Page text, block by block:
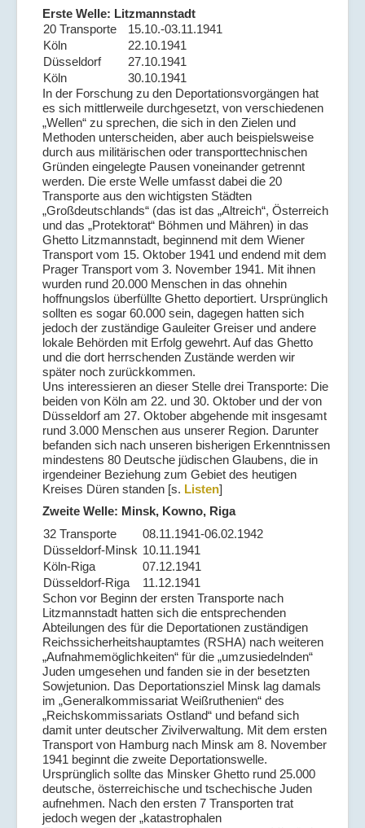
Erste Welle: Litzmannstadt
20 Transporte
15.10.-03.11.1941
Köln
22.10.1941
Düsseldorf
27.10.1941
Köln
30.10.1941
In der Forschung zu den Deportationsvorgängen hat
es sich mittlerweile durchgesetzt, von verschiedenen
„Wellen“ zu sprechen, die sich in den Zielen und
Methoden unterscheiden, aber auch beispielsweise
durch aus militärischen oder transporttechnischen
Gründen eingelegte Pausen voneinander getrennt
werden. Die erste Welle umfasst dabei die 20
Transporte aus den wichtigsten Städten
„Großdeutschlands“ (das ist das „Altreich“, Österreich
und das „Protektorat“ Böhmen und Mähren) in das
Ghetto Litzmannstadt, beginnend mit dem Wiener
Transport vom 15. Oktober 1941 und endend mit dem
Prager Transport vom 3. November 1941. Mit ihnen
wurden rund 20.000 Menschen in das ohnehin
hoffnungslos überfüllte Ghetto deportiert. Ursprünglich
sollten es sogar 60.000 sein, dagegen hatten sich
jedoch der zuständige Gauleiter Greiser und andere
lokale Behörden mit Erfolg gewehrt. Auf das Ghetto
und die dort herrschenden Zustände werden wir
später noch zurückkommen.
Uns interessieren an dieser Stelle drei Transporte: Die
beiden von Köln am 22. und 30. Oktober und der von
Düsseldorf am 27. Oktober abgehende mit insgesamt
rund 3.000 Menschen aus unserer Region. Darunter
befanden sich nach unseren bisherigen Erkenntnissen
mindestens 80 Deutsche jüdischen Glaubens, die in
irgendeiner Beziehung zum Gebiet des heutigen
Kreises Düren standen [s. Listen]
Zweite Welle: Minsk, Kowno, Riga
32 Transporte
08.11.1941-06.02.1942
Düsseldorf-Minsk 10.11.1941
Köln-Riga
07.12.1941
Düsseldorf-Riga
11.12.1941
Schon vor Beginn der ersten Transporte nach
Litzmannstadt hatten sich die entsprechenden
Abteilungen des für die Deportationen zuständigen
Reichssicherheitshauptamtes (RSHA) nach weiteren
„Aufnahmemöglichkeiten“ für die „umzusiedelnden“
Juden umgesehen und fanden sie in der besetzten
Sowjetunion. Das Deportationsziel Minsk lag damals
im „Generalkommissariat Weißruthenien“ des
„Reichskommissariats Ostland“ und befand sich
damit unter deutscher Zivilverwaltung. Mit dem ersten
Transport von Hamburg nach Minsk am 8. November
1941 beginnt die zweite Deportationswelle.
Ursprünglich sollte das Minsker Ghetto rund 25.000
deutsche, österreichische und tschechische Juden
aufnehmen. Nach den ersten 7 Transporten trat
jedoch wegen der „katastrophalen